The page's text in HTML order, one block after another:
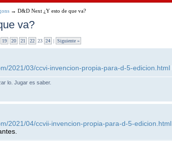
→ D&D Next ¿Y esto de que va?
va?
19 20 21 22 23 24 | Siguiente »
2021/03/ccvi-invencion-propia-para-d-5-edicion.html
lo. Jugar es saber.
2021/04/ccvii-invencion-propia-para-d-5-edicion.html